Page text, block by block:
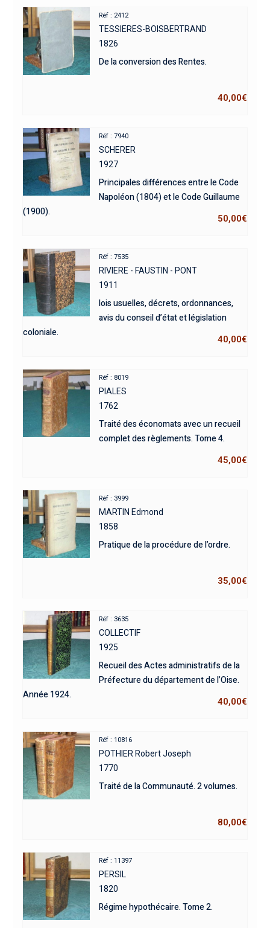
Réf : 2412
TESSIERES-BOISBERTRAND
1826
De la conversion des Rentes.
40,00€
Réf : 7940
SCHERER
1927
Principales différences entre le Code
Napoléon (1804) et le Code Guillaume
(1900).
50,00€
Réf : 7535
RIVIERE - FAUSTIN - PONT
1911
lois usuelles, décrets, ordonnances,
avis du conseil d’état et législation
coloniale.
40,00€
Réf : 8019
PIALES
1762
Traité des économats avec un recueil
complet des règlements. Tome 4.
45,00€
Réf : 3999
MARTIN Edmond
1858
Pratique de la procédure de l’ordre.
35,00€
Réf : 3635
COLLECTIF
1925
Recueil des Actes administratifs de la
Préfecture du département de l’Oise.
Année 1924.
40,00€
Réf : 10816
POTHIER Robert Joseph
1770
Traité de la Communauté. 2 volumes.
80,00€
Réf : 11397
PERSIL
1820
Régime hypothécaire. Tome 2.